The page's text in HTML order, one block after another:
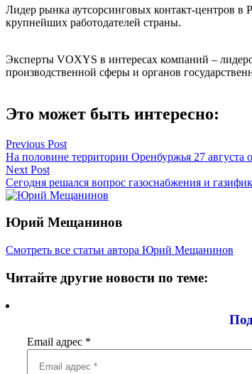
Лидер рынка аутсорсинговых контакт-центров
крупнейших работодателей страны.
Эксперты VOXYS в интересах компаний –
производственной сферы и органов
Это может быть интересно:
Навигация
по
записям
Previous Post
На половине территории Оренбуржья 27 августа
Next Post
Сегодня решался вопрос газоснабжения и
Юрий Мещанинов
Смотреть все статьи автора Юрий Мещанинов
Читайте другие новости по теме:
Email адрес *